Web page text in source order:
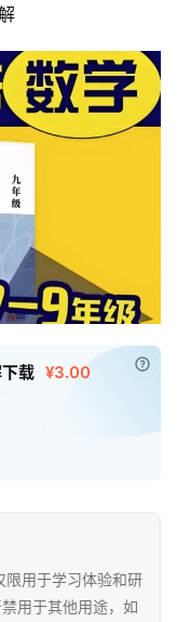
载 ¥3.00
限用于学习体验和研
用于其他用途，如